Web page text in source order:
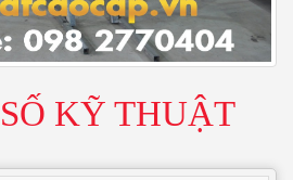
KỸ THUẬT